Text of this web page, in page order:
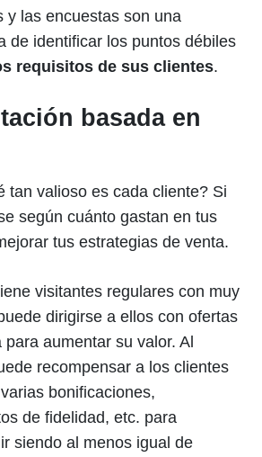
y las encuestas son una
de identificar los puntos débiles
requisitos de sus clientes.
basada en
tan valioso es cada cliente? Si
según cuánto gastan en tus
tus estrategias de venta.
visitantes regulares con muy
dirigirse a ellos con ofertas
aumentar su valor. Al
recompensar a los clientes
bonificaciones,
de fidelidad, etc. para
siendo al menos igual de